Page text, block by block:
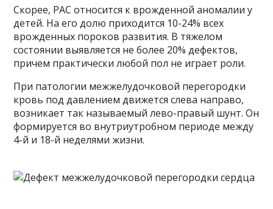
Скорее, РАС относится к врожденной аномалии у
детей. На его долю приходится 10-24% всех
врожденных пороков развития. В тяжелом
состоянии выявляется не более 20% дефектов,
причем практически любой пол не играет роли.
При патологии межжелудочковой перегородки
кровь под давлением движется слева направо,
возникает так называемый лево-правый шунт. Он
формируется во внутриутробном периоде между
4-й и 18-й неделями жизни.